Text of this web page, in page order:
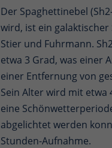
Der Spaghettinebel
wird, ist ein
Stier und Fuhrmann.
etwa 3 Grad, was einer
einer Entfernung von
Sein Alter wird mit etwa
eine
abgelichtet werden
Stunden-Aufnahme.